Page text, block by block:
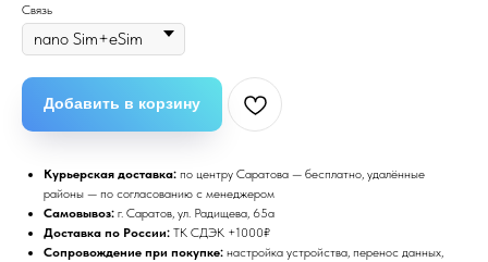
Связь
Добавить в корзину
Курьерская доставка: по центру Саратова — бесплатно, удалённые
районы — по согласованию с менеджером
Самовывоз: г. Саратов, ул. Радищева, 65а
Доставка по России: ТК СДЭК +1000₽
Сопровождение при покупке: настройка устройства, перенос данных,